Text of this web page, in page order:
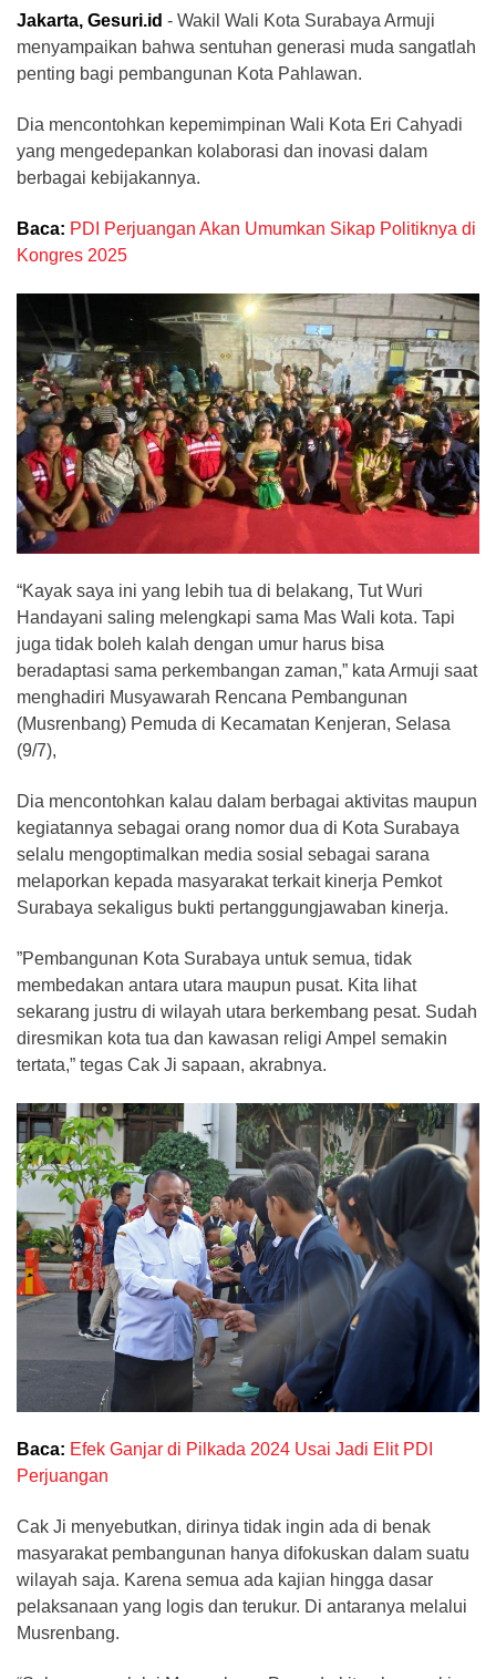
Jakarta, Gesuri.id - Wakil Wali Kota Surabaya Armuji
menyampaikan bahwa sentuhan generasi muda sangatlah
penting bagi pembangunan Kota Pahlawan.
Dia mencontohkan kepemimpinan Wali Kota Eri Cahyadi
yang mengedepankan kolaborasi dan inovasi dalam
berbagai kebijakannya.
Baca: PDI Perjuangan Akan Umumkan Sikap Politiknya di
Kongres 2025
“Kayak saya ini yang lebih tua di belakang, Tut Wuri
Handayani saling melengkapi sama Mas Wali kota. Tapi
juga tidak boleh kalah dengan umur harus bisa
beradaptasi sama perkembangan zaman,” kata Armuji saat
menghadiri Musyawarah Rencana Pembangunan
(Musrenbang) Pemuda di Kecamatan Kenjeran, Selasa
(9/7),
Dia mencontohkan kalau dalam berbagai aktivitas maupun
kegiatannya sebagai orang nomor dua di Kota Surabaya
selalu mengoptimalkan media sosial sebagai sarana
melaporkan kepada masyarakat terkait kinerja Pemkot
Surabaya sekaligus bukti pertanggungjawaban kinerja.
”Pembangunan Kota Surabaya untuk semua, tidak
membedakan antara utara maupun pusat. Kita lihat
sekarang justru di wilayah utara berkembang pesat. Sudah
diresmikan kota tua dan kawasan religi Ampel semakin
tertata,” tegas Cak Ji sapaan, akrabnya.
Baca: Efek Ganjar di Pilkada 2024 Usai Jadi Elit PDI
Perjuangan
Cak Ji menyebutkan, dirinya tidak ingin ada di benak
masyarakat pembangunan hanya difokuskan dalam suatu
wilayah saja. Karena semua ada kajian hingga dasar
pelaksanaan yang logis dan terukur. Di antaranya melalui
Musrenbang.